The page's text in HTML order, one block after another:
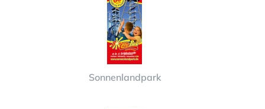
Sonnenlandpark